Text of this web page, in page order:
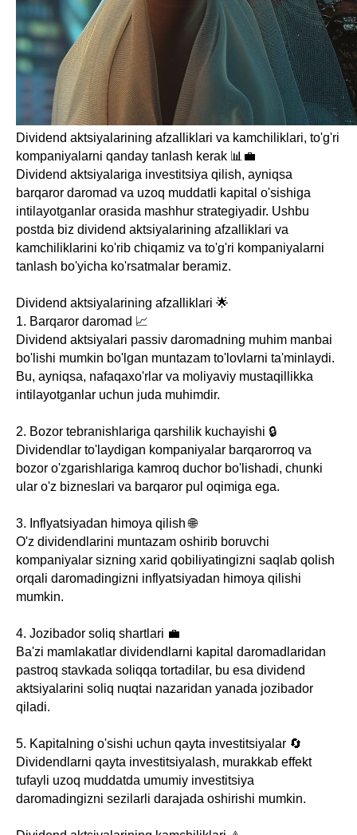
Dividend aktsiyalarining afzalliklari va kamchiliklari, to'g'ri
kompaniyalarni qanday tanlash kerak 📊💼
Dividend aktsiyalariga investitsiya qilish, ayniqsa
barqaror daromad va uzoq muddatli kapital o'sishiga
intilayotganlar orasida mashhur strategiyadir. Ushbu
postda biz dividend aktsiyalarining afzalliklari va
kamchiliklarini ko'rib chiqamiz va to'g'ri kompaniyalarni
tanlash bo'yicha ko'rsatmalar beramiz.
Dividend aktsiyalarining afzalliklari 🌟
1. Barqaror daromad 📈
Dividend aktsiyalari passiv daromadning muhim manbai
bo'lishi mumkin bo'lgan muntazam to'lovlarni ta'minlaydi.
Bu, ayniqsa, nafaqaxo'rlar va moliyaviy mustaqillikka
intilayotganlar uchun juda muhimdir.
2. Bozor tebranishlariga qarshilik kuchayishi 🔒
Dividendlar to'laydigan kompaniyalar barqarorroq va
bozor o'zgarishlariga kamroq duchor bo'lishadi, chunki
ular o'z bizneslari va barqaror pul oqimiga ega.
3. Inflyatsiyadan himoya qilish 🌐
O'z dividendlarini muntazam oshirib boruvchi
kompaniyalar sizning xarid qobiliyatingizni saqlab qolish
orqali daromadingizni inflyatsiyadan himoya qilishi
mumkin.
4. Jozibador soliq shartlari 💼
Ba'zi mamlakatlar dividendlarni kapital daromadlaridan
pastroq stavkada soliqqa tortadilar, bu esa dividend
aktsiyalarini soliq nuqtai nazaridan yanada jozibador
qiladi.
5. Kapitalning o'sishi uchun qayta investitsiyalar 🔄
Dividendlarni qayta investitsiyalash, murakkab effekt
tufayli uzoq muddatda umumiy investitsiya
daromadingizni sezilarli darajada oshirishi mumkin.